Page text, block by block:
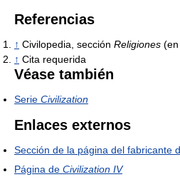
Referencias
↑ Civilopedia, sección Religiones
↑ Cita requerida
Véase también
Serie Civilization
Enlaces externos
Sección de la página del fabricante
Página de Civilization IV